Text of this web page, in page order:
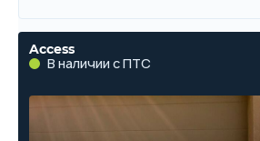
Access
В наличии с ПТС